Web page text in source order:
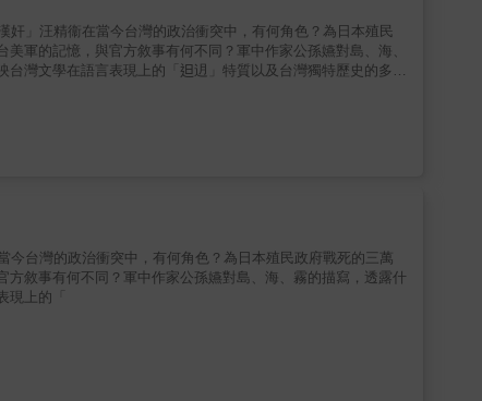
上海菜，成為富裕和社會地位的象徵，因而有「官菜」之稱。
的飲食文化產生偌大影響。但為何一份以自由民主抵抗極權政
弼統治者建設「自由中國」的座上賓，成為執政者眼中與體制
頓午餐，即家鄉味的「煨麵」。對於政治犯而言，獄中少有曬
很感動。而帶給獄友這種感動的人，就是柯旗化。一九五一
未被判刑，柯旗化於雄女復職，由於在英文上造詣傑出，一九
百姓，從台籍日本兵的悲歌到反美事件；台灣民主化的進程，
異鄉僻境生活三十一年，直到一九七四年才被發現。根據戰後
都可以分出可食與不可食加以獵取，在無糧食的山中得以充
為哪一個政權作戰，終究都擺脫不了棄子的命運。魷魚在台灣
二八的一九四七年三月十日下午四時那一刻，律師娘李邱己妹
援計畫的黃豆，是富含營養的蛋白質來源。當煙台聯中校長張
艱難歲月。對原住民而言，竹子的重要性並非指用來吃的竹
。泰雅族人、台灣原住民第一位西醫樂信．瓦旦，以及鄒族受
在遭拘留期間，不僅承受刑求偵訊，其母親與年幼女兒更遭不
匯三明治西式餐點為何會出現在台灣？西式食物傳入台灣可以
。美軍駐台二十五年，其飲食等各方面文化，在戒嚴時期對台
軍宿舍區被駐台美軍雷諾中士槍殺，雷諾後判無罪，劉自然遺
上海菜，成為富裕和社會地位的象徵，因而有「官菜」之稱。
的飲食文化產生偌大影響。但為何一份以自由民主抵抗極權政
頓午餐，即家鄉味的「煨麵」。對於政治犯而言，獄中少有曬
未被判刑，柯旗化於雄女復職，由於在英文上造詣傑出，一九
」汪精衞在當今台灣的政治衝突中，有何角色？為日本殖民
軍的記憶，與官方敘事有何不同？軍中作家公孫嬿對島、海、
灣文學在語言表現上的「𨑨迌」特質以及台灣獨特歷史的多元
雜的歷史記憶，如何既分裂又凝聚人心，並反思我們可以從中
台灣的政治衝突中，有何角色？為日本殖民政府戰死的三萬
敘事有何不同？軍中作家公孫嬿對島、海、霧的描寫，透露什
上的「